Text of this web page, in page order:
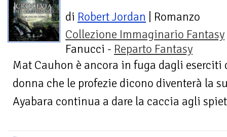
di Robert Jordan | Romanzo
Collezione Immaginario Fantasy
Fanucci - Reparto Fantasy
Mat Cauhon è ancora in fuga dagli eserciti
donna che le profezie dicono diventerà la
Ayabara continua a dare la caccia agli